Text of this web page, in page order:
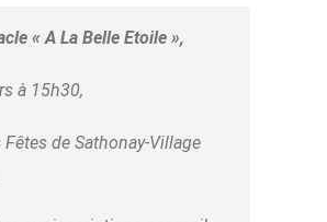
«A La Belle Etoile »,
à 15h30,
Fêtes de Sathonay-Village